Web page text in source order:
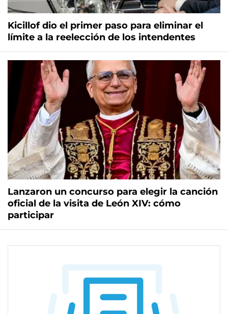
Kicillof dio el primer paso para eliminar el
límite a la reelección de los intendentes
Lanzaron un concurso para elegir la canción
oficial de la visita de León XIV: cómo
participar